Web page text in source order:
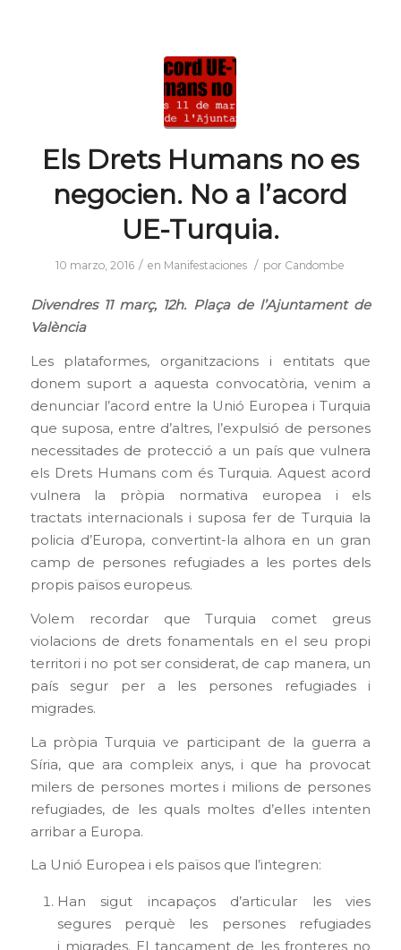
Els Drets Humans no es
negocien. No a l’acord
UE-Turquia.
10 marzo, 2016 / en Manifestaciones / por Candombe
Divendres 11 març, 12h. Plaça de l’Ajuntament de
València
Les plataformes, organitzacions i entitats que
donem suport a aquesta convocatòria, venim a
denunciar l’acord entre la Unió Europea i Turquia
que suposa, entre d’altres, l’expulsió de persones
necessitades de protecció a un país que vulnera
els Drets Humans com és Turquia. Aquest acord
vulnera la pròpia normativa europea i els
tractats internacionals i suposa fer de Turquia la
policia d’Europa, convertint-la alhora en un gran
camp de persones refugiades a les portes dels
propis països europeus.
Volem recordar que Turquia comet greus
violacions de drets fonamentals en el seu propi
territori i no pot ser considerat, de cap manera, un
país segur per a les persones refugiades i
migrades.
La pròpia Turquia ve participant de la guerra a
Síria, que ara compleix anys, i que ha provocat
milers de persones mortes i milions de persones
refugiades, de les quals moltes d’elles intenten
arribar a Europa.
La Unió Europea i els països que l’integren:
Han sigut incapaços d’articular les vies
segures perquè les persones refugiades
i migrades. El tancament de les fronteres no